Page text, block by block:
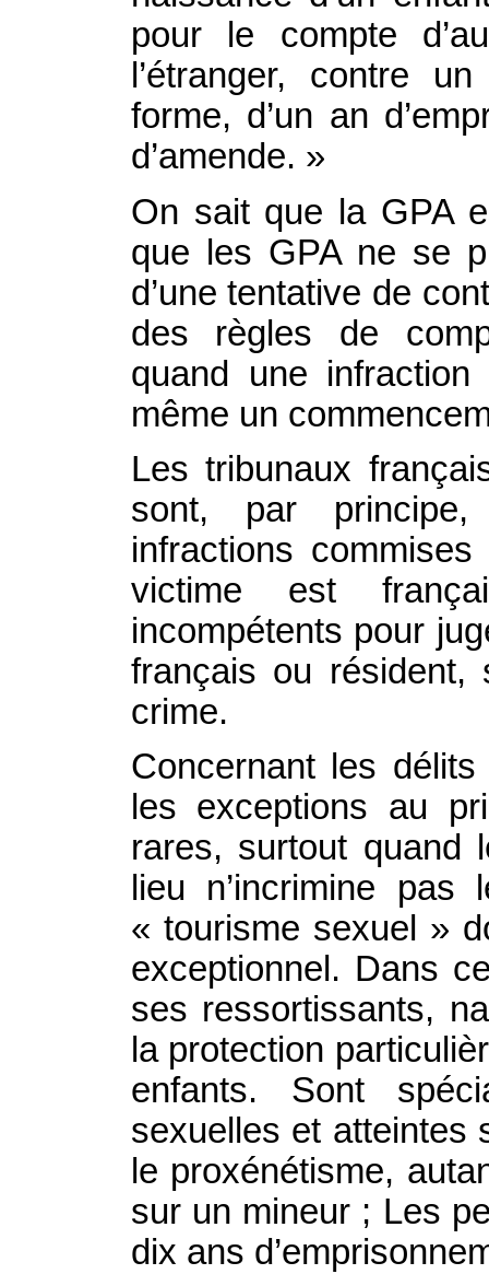
pour le compte
l’étranger, contre
forme, d’un an
d’amende. »
On sait que la GPA
que les GPA ne se
d’une tentative de
des règles de
quand une
même un
Les tribunaux
sont, par
infractions
victime est
incompétents pour
français ou résident,
crime.
Concernant les
les exceptions au
rares, surtout quand
lieu n’incrimine
« tourisme sexuel »
exceptionnel. Dans
ses ressortissants,
la protection
enfants. Sont
sexuelles et atteintes
le proxénétisme,
sur un mineur ; Les
dix ans